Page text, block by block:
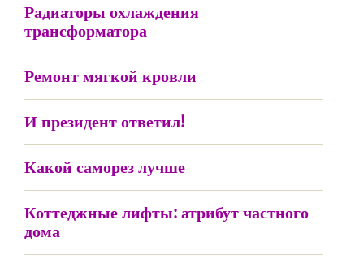
Радиаторы охлаждения
трансформатора
Ремонт мягкой кровли
И президент ответил!
Какой саморез лучше
Коттеджные лифты: атрибут частного
дома